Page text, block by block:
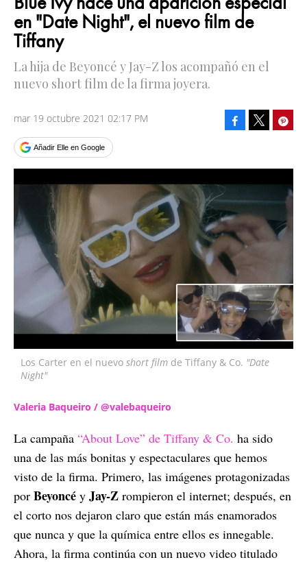
en "Date Night", el nuevo film de
Tiffany
La hija de Beyoncé y Jay-Z los acompañó en el
nuevo short film de la firma joyera.
mar 19 octubre 2021 02:17 PM
Añadir Elle en Google
Facebook
Los Carter en el nuevo short film de Tiffany & Co. "Date
Night"
Valeria Baqueiro / @valebaqueiro
La campaña “About Love” de Tiffany & Co. ha sido
una de las más bonitas y espectaculares que hemos
visto de la firma. Primero, las imágenes protagonizadas
por Beyoncé y Jay-Z rompieron el internet; después, en
el corto nos dejaron claro que están más enamorados
que nunca y que la química entre ellos es innegable.
Ahora, la firma continúa con un nuevo video titulado